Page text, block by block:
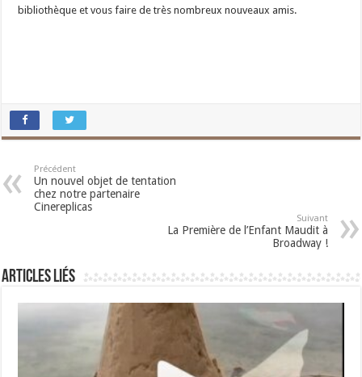
bibliothèque et vous faire de très nombreux nouveaux amis.
Précédent
Un nouvel objet de tentation
chez notre partenaire
Cinereplicas
Suivant
La Première de l’Enfant Maudit à
Broadway !
Articles liés